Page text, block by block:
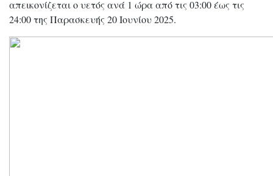
απεικονίζεται ο υετός ανά 1 ώρα από τις 03:00 έως τις
24:00 της Παρασκευής 20 Ιουνίου 2025.